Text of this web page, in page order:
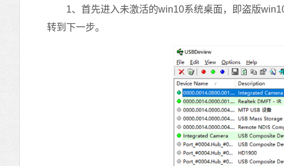
1、首先进入未激活的win10系统桌面，即盗版win10
转到下一步。